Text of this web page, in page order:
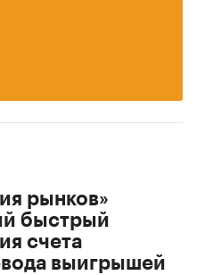
темпу прироста к
предыдущего года.
ценам на
с верхом из
федеральных
месяце по
рынков»
быстрый
счета
выигрышей